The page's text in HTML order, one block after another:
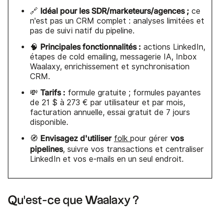
🔗 Idéal pour les SDR/marketeurs/agences ; ce
n'est pas un CRM complet : analyses limitées et
pas de suivi natif du pipeline.
🧠 Principales fonctionnalités : actions LinkedIn,
étapes de cold emailing, messagerie IA, Inbox
Waalaxy, enrichissement et synchronisation
CRM.
💸 Tarifs : formule gratuite ; formules payantes
de 21 $ à 273 € par utilisateur et par mois,
facturation annuelle, essai gratuit de 7 jours
disponible.
🧭 Envisagez d'utiliser folk pour gérer vos
pipelines, suivre vos transactions et centraliser
LinkedIn et vos e-mails en un seul endroit.
Qu'est-ce que Waalaxy ?